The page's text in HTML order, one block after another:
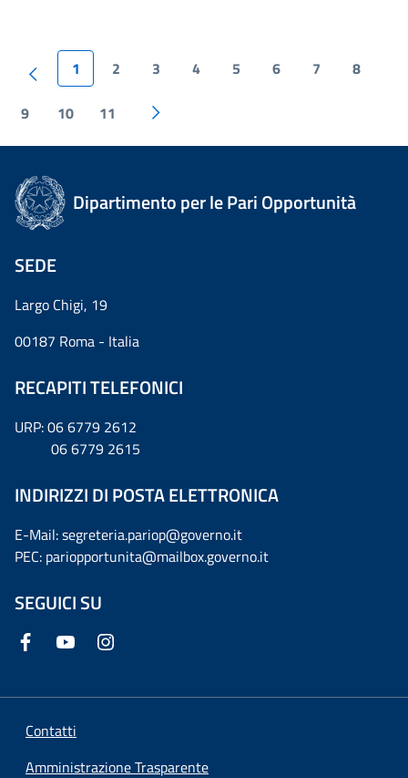
1 2 3 4 5 6 7 8
9 10 11
Dipartimento per le Pari Opportunità
SEDE
Largo Chigi, 19
00187 Roma - Italia
RECAPITI TELEFONICI
URP: 06 6779 2612
06 6779 2615
INDIRIZZI DI POSTA ELETTRONICA
E-Mail: segreteria.pariop@governo.it
PEC: pariopportunita@mailbox.governo.it
SEGUICI SU
Contatti
Amministrazione Trasparente